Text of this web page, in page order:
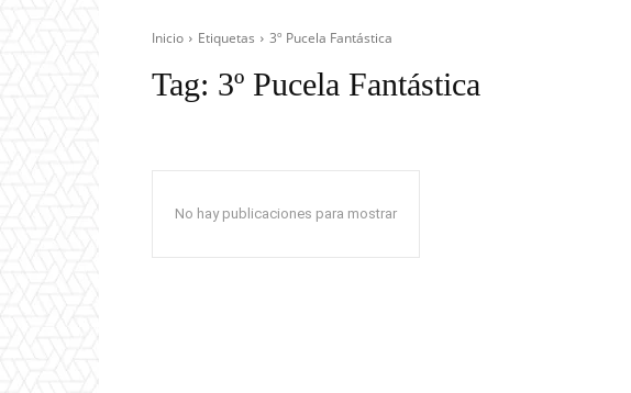
Inicio Etiquetas 3º Pucela Fantástica
Tag: 3º Pucela Fantástica
No hay publicaciones para mostrar